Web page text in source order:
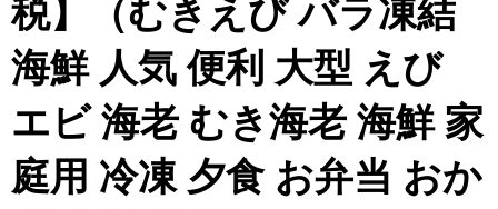
税】（むきえび バラ凍結
海鮮 人気 便利 大型 えび
エビ 海老 むき海老 海鮮 家
庭用 冷凍 夕食 お弁当 おか